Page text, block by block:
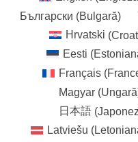
Български (Bulgară)
Hrvatski (
Eesti (
Français (
Magyar (Ungară
日本語 (
Latviešu (